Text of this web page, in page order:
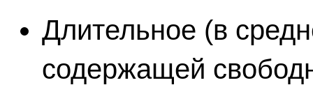
Длительное (в
содержащей